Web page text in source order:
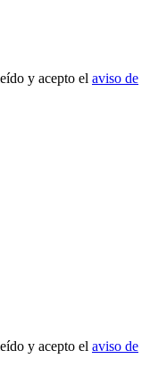
y acepto el aviso de
y acepto el aviso de